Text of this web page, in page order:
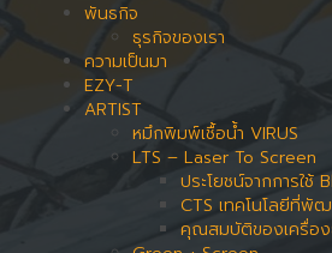
พันธกิจ
ธุรกิจของเรา
ความเป็นมา
EZY-T
ARTIST
หมึกพิมพ์เชื้อน้ำ VIRUS
LTS – Laser To Screen
ประโยชน์จากการใช้
CTS เทคโนโลยีที่พั
คุณสมบัติของเครื่อง